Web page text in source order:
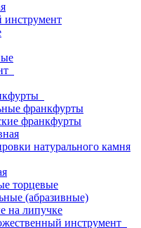
инструмент
франкфурты
франкфурты
натурального камня
торцевые
(абразивные)
на липучке
инструмент